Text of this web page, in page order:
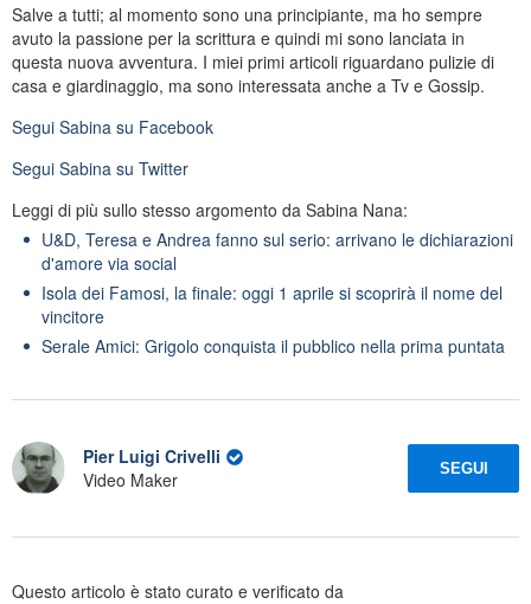
Salve a tutti; al momento sono una principiante, ma ho sempre
avuto la passione per la scrittura e quindi mi sono lanciata in
questa nuova avventura. I miei primi articoli riguardano pulizie di
casa e giardinaggio, ma sono interessata anche a Tv e Gossip.
Segui Sabina su Facebook
Segui Sabina su Twitter
Leggi di più sullo stesso argomento da Sabina Nana:
U&D, Teresa e Andrea fanno sul serio: arrivano le dichiarazioni
d'amore via social
Isola dei Famosi, la finale: oggi 1 aprile si scoprirà il nome del
vincitore
Serale Amici: Grigolo conquista il pubblico nella prima puntata
Pier Luigi Crivelli
Video Maker
SEGUI
Questo articolo è stato curato e verificato da